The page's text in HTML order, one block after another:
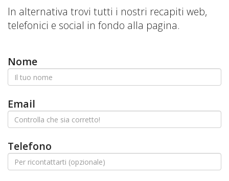
In alternativa trovi tutti i nostri recapiti web,
telefonici e social in fondo alla pagina.
Nome
Email
Telefono